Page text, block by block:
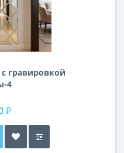
гравировкой
4
₽